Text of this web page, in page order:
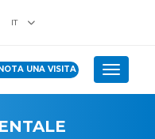
IT
UNA VISITA Toggle